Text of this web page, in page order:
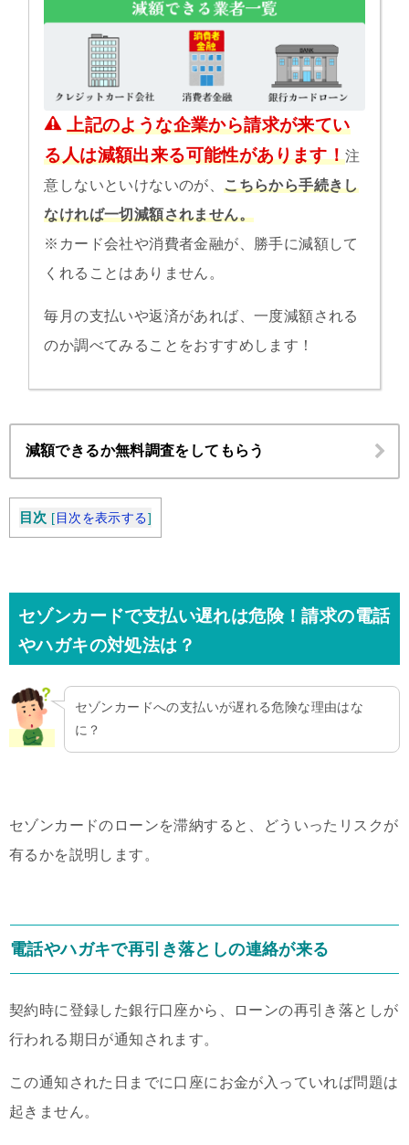
上記のような企業から請求が来てい
る人は減額出来る可能性があります！注
意しないといけないのが、こちらから手続きし
なければ一切減額されません。
※カード会社や消費者金融が、勝手に減額して
くれることはありません。
毎月の支払いや返済があれば、一度減額される
のか調べてみることをおすすめします！
減額できるか無料調査をしてもらう
目次 [ 目次を表示する]
セゾンカードで支払い遅れは危険！請求の電話
やハガキの対処法は？
セゾンカードへの支払いが遅れる危険な理由はな
に？
セゾンカードのローンを滞納すると、どういったリスクが
有るかを説明します。
電話やハガキで再引き落としの連絡が来る
契約時に登録した銀行口座から、ローンの再引き落としが
行われる期日が通知されます。
この通知された日までに口座にお金が入っていれば問題は
起きません。